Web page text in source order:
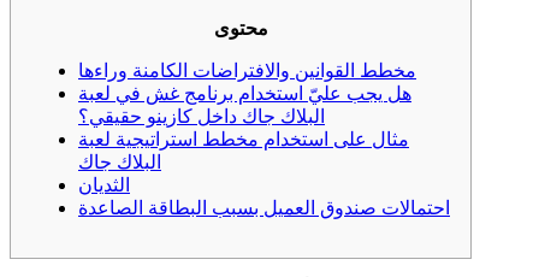
محتوى
مخطط القوانين والافتراضات الكامنة وراءها
هل يجب عليّ استخدام برنامج غش في لعبة
البلاك جاك داخل كازينو حقيقي؟
مثال على استخدام مخطط استراتيجية لعبة
البلاك جاك
الثديان
احتمالات صندوق العميل بسبب البطاقة الصاعدة